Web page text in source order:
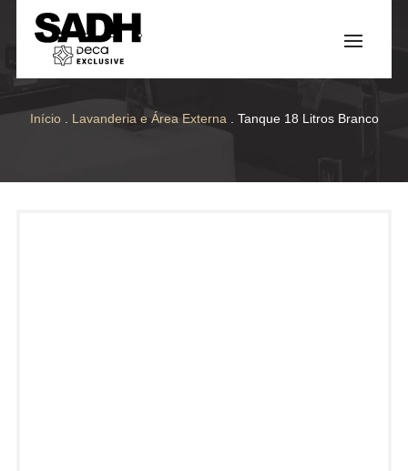
Início. Lavanderia e Área Externa . Tanque 18 Litros Branco